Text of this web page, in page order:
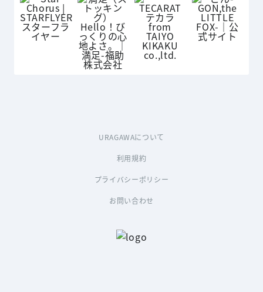
URAGAWAについて
利用規約
プライバシーポリシー
お問い合わせ